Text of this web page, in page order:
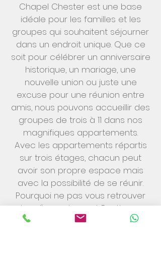
Chapel Chester est une base
idéale pour les familles et les
groupes qui souhaitent séjourner
dans un endroit unique. Que ce
soit pour célébrer un anniversaire
historique, un mariage, une
nouvelle union ou juste une
excuse pour une réunion entre
amis, nous pouvons accueillir des
groupes de trois à 11 dans nos
magnifiques appartements.
Avec les appartements répartis
sur trois étages, chacun peut
avoir son propre espace mais
avec la possibilité de se réunir.
Pourquoi ne pas vous retrouver
dans l'appartement Penthouse
pour un thé et un gâteau